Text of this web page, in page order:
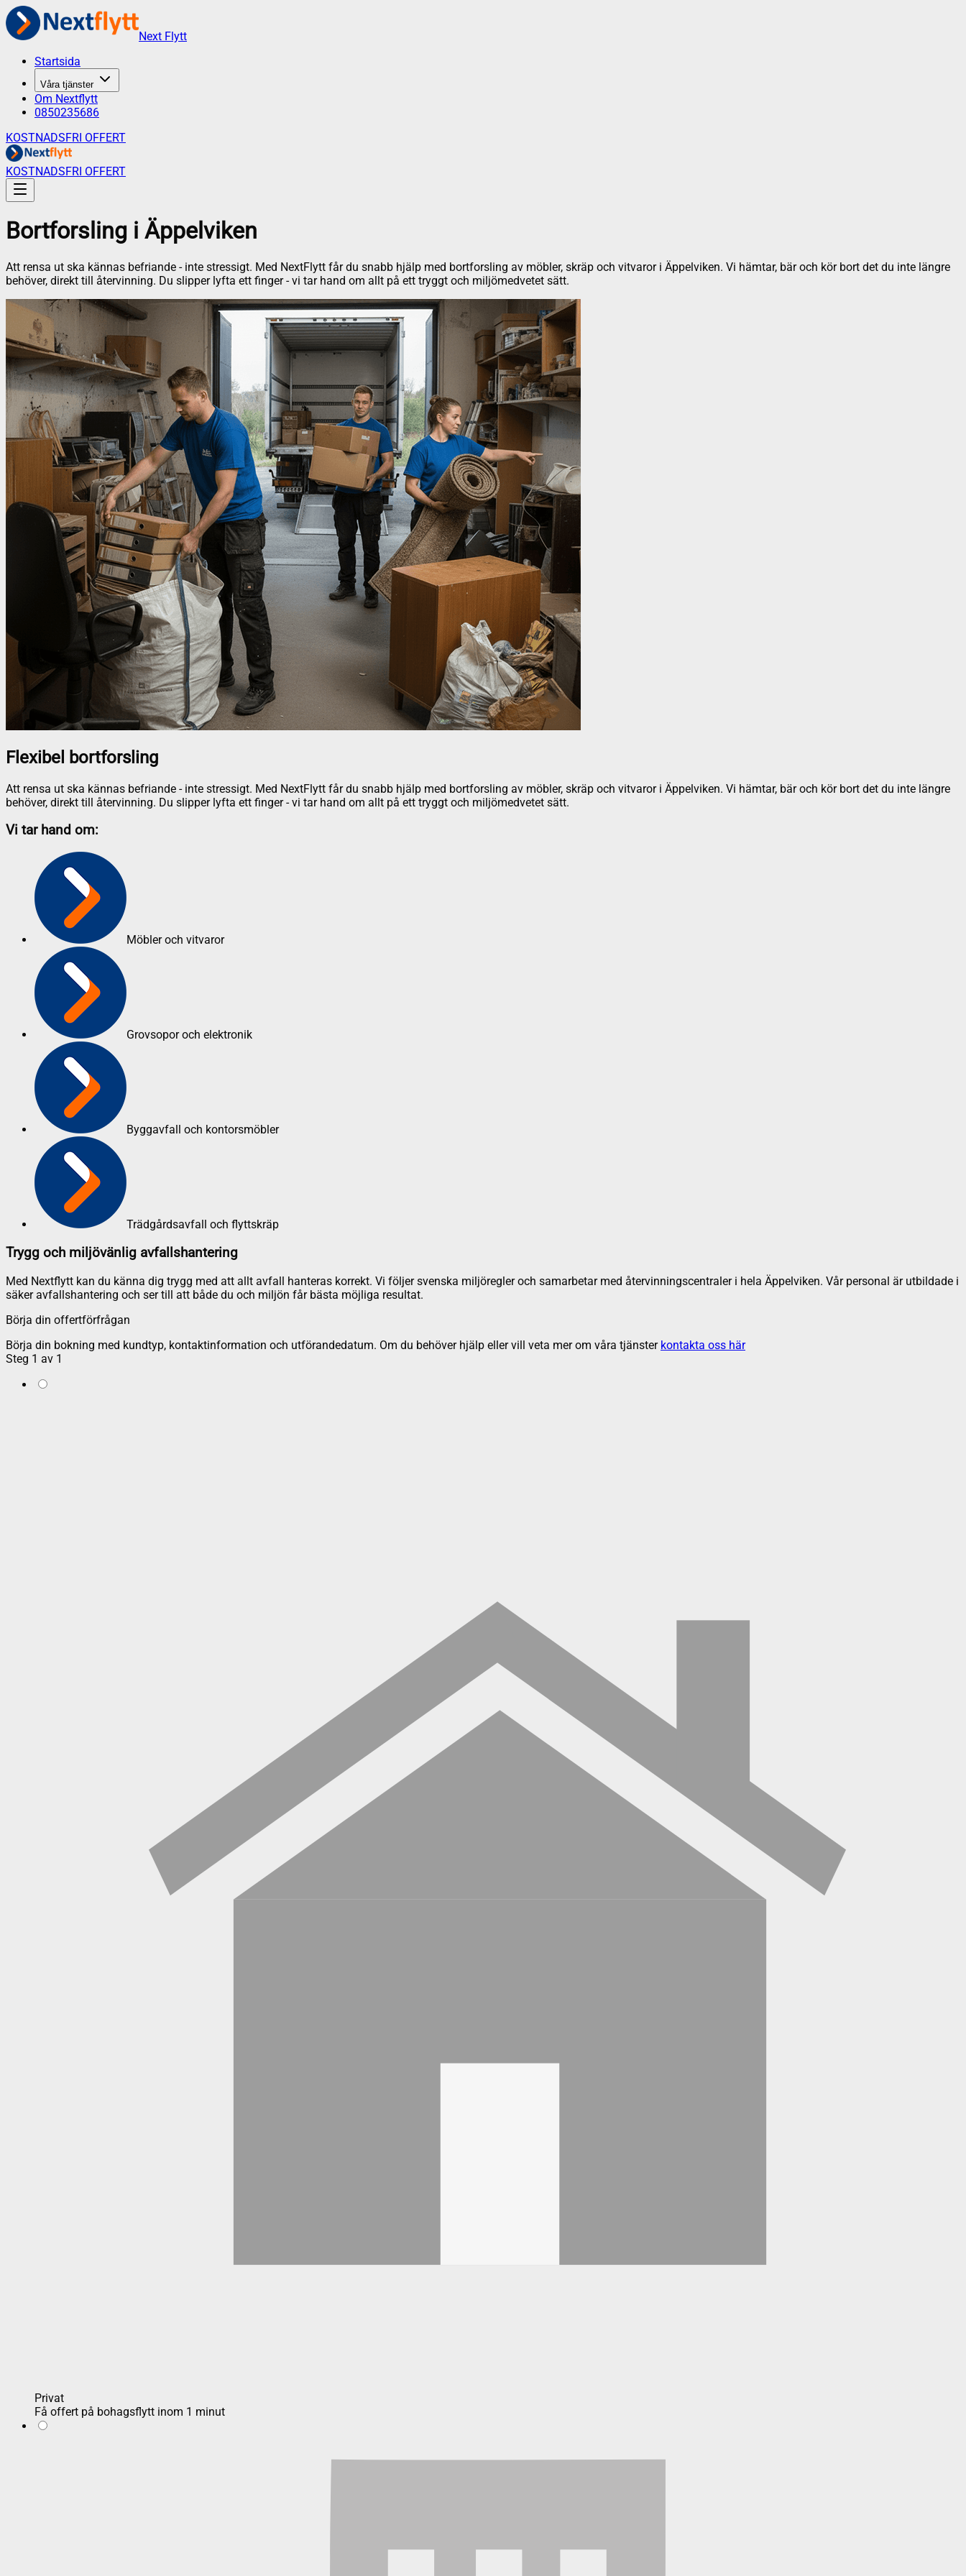
Next Flytt
Startsida
Våra tjänster
Om Nextflytt
0850235686
KOSTNADSFRI OFFERT
KOSTNADSFRI OFFERT
Bortforsling i Äppelviken
Att rensa ut ska kännas befriande - inte stressigt. Med NextFlytt får du snabb hjälp med bortforsling av möbler, skräp och vitvaror i Äppelviken. Vi hämtar, bär och kör bort det du inte längre
behöver, direkt till återvinning. Du slipper lyfta ett finger - vi tar hand om allt på ett tryggt och miljömedvetet sätt.
Flexibel bortforsling
Att rensa ut ska kännas befriande - inte stressigt. Med NextFlytt får du snabb hjälp med bortforsling av möbler, skräp och vitvaror i Äppelviken. Vi hämtar, bär och kör bort det du inte längre
behöver, direkt till återvinning. Du slipper lyfta ett finger - vi tar hand om allt på ett tryggt och miljömedvetet sätt.
Vi tar hand om:
Möbler och vitvaror
Grovsopor och elektronik
Byggavfall och kontorsmöbler
Trädgårdsavfall och flyttskräp
Trygg och miljövänlig avfallshantering
Med Nextflytt kan du känna dig trygg med att allt avfall hanteras korrekt. Vi följer svenska miljöregler och samarbetar med återvinningscentraler i hela Äppelviken. Vår personal är utbildade i
säker avfallshantering och ser till att både du och miljön får bästa möjliga resultat.
Börja din offertförfrågan
Börja din bokning med kundtyp, kontaktinformation och utförandedatum. Om du behöver hjälp eller vill veta mer om våra tjänster kontakta oss här
Steg 1 av 1
Privat
Få offert på bohagsflytt inom 1 minut